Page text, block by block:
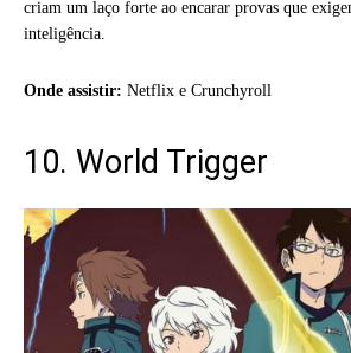
criam um laço forte ao encarar provas que
inteligência.
Onde assistir: Netflix e Crunchyroll
10. World Trigger